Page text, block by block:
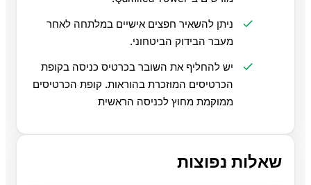
ניתן להשאיר חפצים אישיים במלתחה לאחר
מעבר הבידוק הביטחוני.
יש להחליף את השובר בכרטיס כניסה בקופת
הכרטיסים המוזכרת בהוראות. קופת הכרטיסים
ממוקמת מחוץ לכניסה הראשית
שאלות נפוצות